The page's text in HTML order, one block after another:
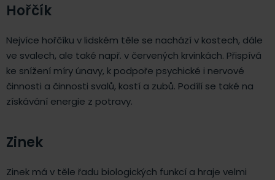
Hořčík
Nejvíce hořčíku v lidském těle se nachází v kostech, dále
ve svalech, ale také např. v červených krvinkách. Přispívá
ke snížení míry únavy, k podpoře psychické i nervové
činnosti a činnosti svalů, kostí a zubů. Podílí se také na
získávání energie z potravy.
Zinek
Zinek má v těle řadu biologických funkcí a hraje velmi